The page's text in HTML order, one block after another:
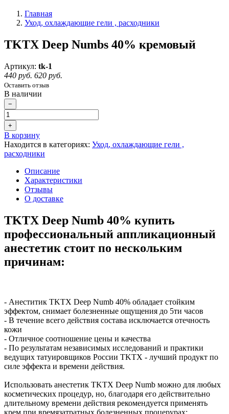
Главная
Уход, охлаждающие гели , расходники
TKTX Deep Numbs 40% кремовый
Артикул: tk-1
440 руб. 620 руб.
Оставить отзыв
В наличии
−
+
В корзину
Находится в категориях: Уход, охлаждающие гели ,
расходники
Описание
Характеристики
Отзывы
О доставке
TKTX Deep Numb 40% купить
профессиональный аппликационный
анестетик стоит по нескольким
причинам:
- Анеститик TKTX Deep Numb 40% обладает стойким
эффектом, снимает болезненные ощущения до 5ти часов
- В течение всего действия состава исключается отечность
кожи
- Отличное соотношение цены и качества
- По результатам независимых исследований и практики
ведущих татуировщиков России TKTX - лучший продукт по
силе эффекта и времени действия.
Использовать анестетик TKTX Deep Numb можно для любых
косметических процедур, но, благодаря его действительно
длительному времени действия рекомендуется применять
крем при времязатратных болезненных процерурах: